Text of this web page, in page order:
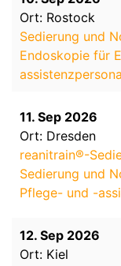
Ort: Rostock
Sedierung und
Endoskopie für
11. Sep 2026
Ort: Dresden
reanitrain®-
Sedierung und
Pflege- und -
12. Sep 2026
Ort: Kiel